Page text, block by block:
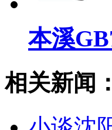
本溪
相关新闻：